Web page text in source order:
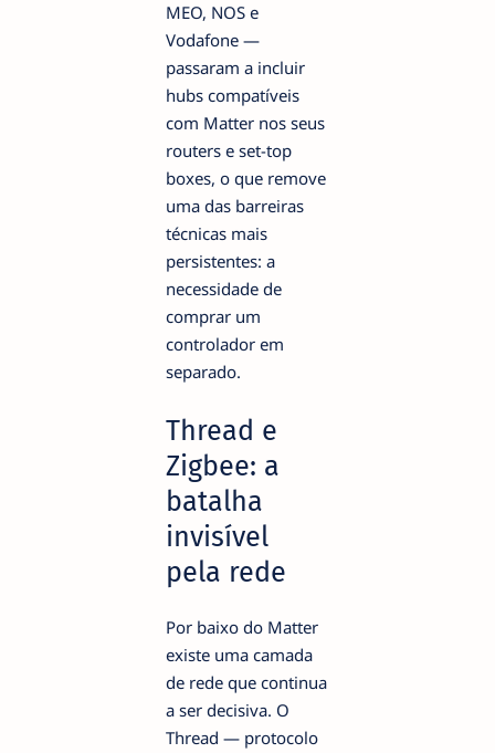
MEO, NOS e
Vodafone —
passaram a incluir
hubs compatíveis
com Matter nos seus
routers e set-top
boxes, o que remove
uma das barreiras
técnicas mais
persistentes: a
necessidade de
comprar um
controlador em
separado.
Thread e
Zigbee: a
batalha
invisível
pela rede
Por baixo do Matter
existe uma camada
de rede que continua
a ser decisiva. O
Thread — protocolo